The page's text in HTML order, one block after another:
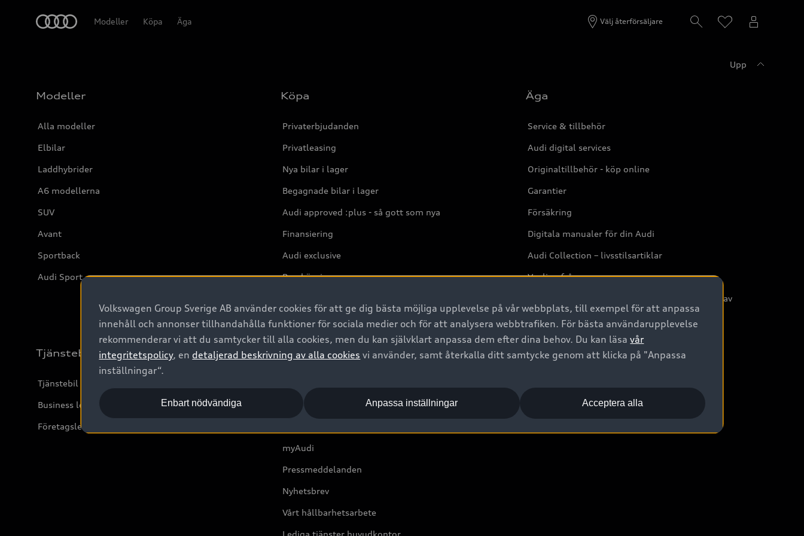
Modeller Köpa Äga Välj återförsäljare
Upp
Modeller
Alla modeller
Elbilar
Laddhybrider
A6 modellerna
SUV
Avant
Sportback
Audi Sport
Köpa
Privaterbjudanden
Privatleasing
Nya bilar i lager
Begagnade bilar i lager
Audi approved :plus - så gott som nya
Finansiering
Audi exclusive
Provkörning
Äga
Service & tillbehör
Audi digital services
Originaltillbehör - köp online
Garantier
Försäkring
Digitala manualer för din Audi
Audi Collection – livsstilsartiklar
Vanliga frågor
2G/3G nätet stängs ned - Hur påverkas min bil av
detta?
Tjänstebil
Tjänstebil
Business lease online
Företagsleasing
Om Audi Sverige
Boka Service online
myAudi
Pressmeddelanden
Nyhetsbrev
Vårt hållbarhetsarbete
Lediga tjänster huvudkontor
Volkswagen Group Sverige AB använder cookies för att ge dig bästa möjliga upplevelse på vår webbplats, till exempel för att anpassa
innehåll och annonser tillhandahålla funktioner för sociala medier och för att analysera webbtrafiken. För bästa användarupplevelse
rekommenderar vi att du samtycker till alla cookies, men du kan självklart anpassa dem efter dina behov. Du kan läsavår
integritetspolicy, en detaljerad beskrivning av alla cookies vi använder, samt återkalla ditt samtycke genom att klicka på "Anpassa
inställningar“.
Acceptera alla
Enbart nödvändiga Anpassa inställningar